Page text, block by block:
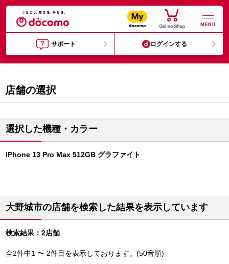
MENU
サポート ログインする
店舗の選択
選択した機種・カラー
iPhone 13 Pro Max 512GB グラファイト
大野城市の店舗を検索した結果を表示しています
検索結果：2店舗
全2件中1 〜 2件目を表示しております。(50音順)